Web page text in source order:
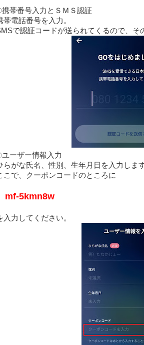
帯番号入力とＳＭＳ認証
帯電話番号を入力。
で認証コードが送られてくるので、そ
ーザー情報入力
らがな氏名、性別、生年月日を入力します
こで、クーポンコードのところに
mf-5kmn8w
入力してください。